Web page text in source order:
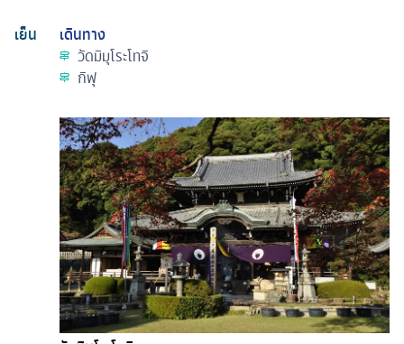
เย็น
เดินทาง
วัดมิมุโระโทจิ
กิฟุ